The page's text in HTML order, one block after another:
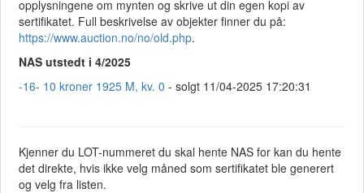
opplysningene om mynten og skrive ut din egen kopi av
sertifikatet. Full beskrivelse av objekter finner du på:
https://www.auction.no/no/old.php.
NAS utstedt i 4/2025
-16- 10 kroner 1925 M, kv. 0 - solgt 11/04-2025 17:20:31
Kjenner du LOT-nummeret du skal hente NAS for kan du hente
det direkte, hvis ikke velg måned som sertifikatet ble generert
og velg fra listen.